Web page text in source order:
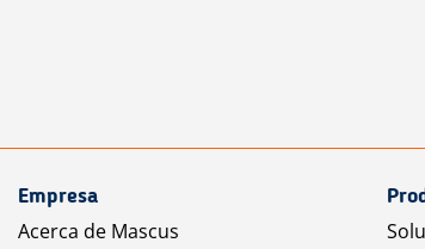
Empresa
Acerca de Mascus